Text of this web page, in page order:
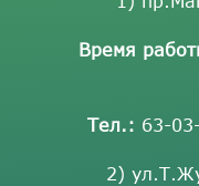
Время
Тел.: 63-
2)